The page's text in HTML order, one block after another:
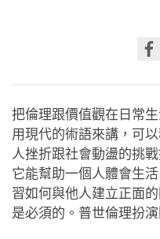
on
把倫理跟價值觀在日常生
用現代的術語來講，可
人挫折跟社會動盪的挑
它能幫助一個人體會生
習如何與他人建立正面
是必須的。普世倫理扮演